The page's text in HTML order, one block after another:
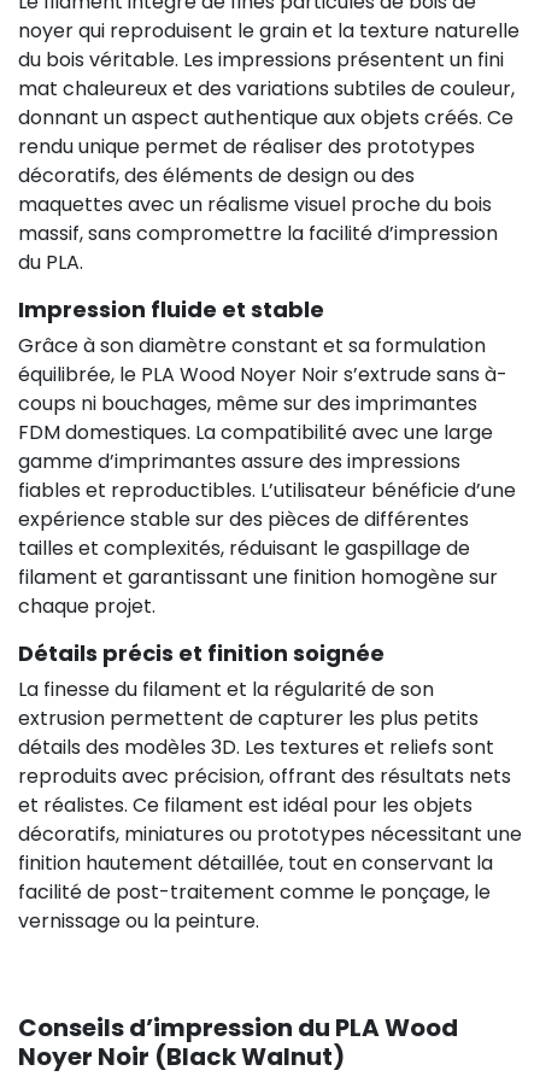
noyer qui reproduisent le grain et la texture naturelle
du bois véritable. Les impressions présentent un fini
mat chaleureux et des variations subtiles de couleur,
donnant un aspect authentique aux objets créés. Ce
rendu unique permet de réaliser des prototypes
décoratifs, des éléments de design ou des
maquettes avec un réalisme visuel proche du bois
massif, sans compromettre la facilité d’impression
du PLA.
Impression fluide et stable
Grâce à son diamètre constant et sa formulation
équilibrée, le PLA Wood Noyer Noir s’extrude sans à-
coups ni bouchages, même sur des imprimantes
FDM domestiques. La compatibilité avec une large
gamme d’imprimantes assure des impressions
fiables et reproductibles. L’utilisateur bénéficie d’une
expérience stable sur des pièces de différentes
tailles et complexités, réduisant le gaspillage de
filament et garantissant une finition homogène sur
chaque projet.
Détails précis et finition soignée
La finesse du filament et la régularité de son
extrusion permettent de capturer les plus petits
détails des modèles 3D. Les textures et reliefs sont
reproduits avec précision, offrant des résultats nets
et réalistes. Ce filament est idéal pour les objets
décoratifs, miniatures ou prototypes nécessitant une
finition hautement détaillée, tout en conservant la
facilité de post-traitement comme le ponçage, le
vernissage ou la peinture.
Conseils d’impression du PLA Wood
Noyer Noir (Black Walnut)